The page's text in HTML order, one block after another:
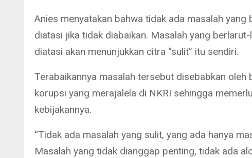
Anies menyatakan bahwa tidak ada masalah yang
diatasi jika tidak diabaikan. Masalah yang
diatasi akan menunjukkan citra “sulit” itu sendiri.
Terabaikannya masalah tersebut disebabkan oleh
korupsi yang merajalela di NKRI sehingga
kebijakannya.
“Tidak ada masalah yang sulit, yang ada hanya
Masalah yang tidak dianggap penting, tidak ada